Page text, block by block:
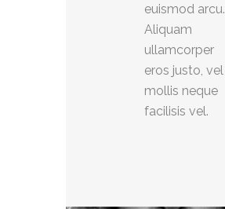
euismod arcu.
Aliquam
ullamcorper
eros justo, vel
mollis neque
facilisis vel.